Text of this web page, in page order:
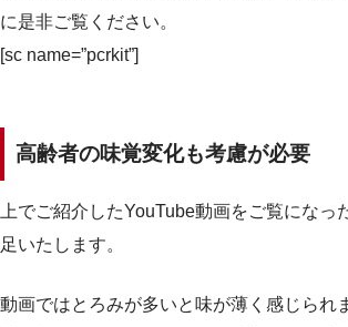
に是非ご覧ください。
[sc name=”pcrkit”]
高齢者の味覚変化も考慮が必要
上でご紹介したYouTube動画をご覧になっ
足いたします。
動画ではとろみが多いと味が薄く感じられ